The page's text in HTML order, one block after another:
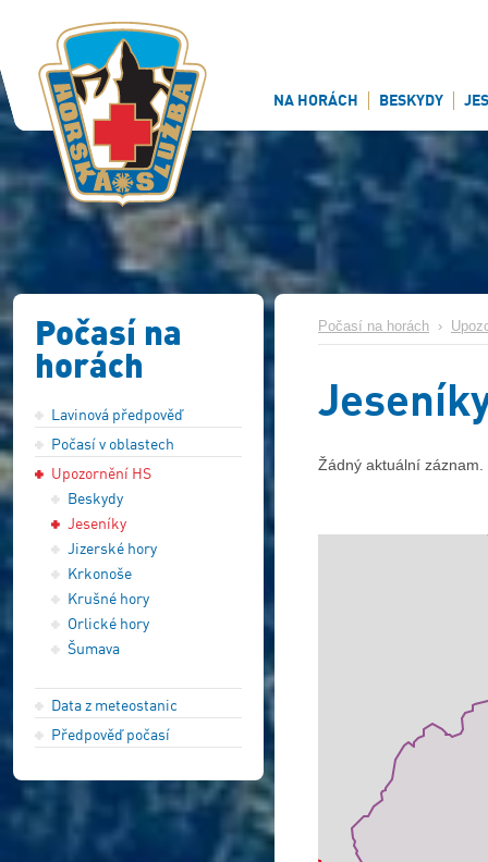
NA HORÁCH BESKYDY
Počasí na
horách
Lavinová předpověď
Počasí v oblastech
Upozornění HS
Beskydy
Jeseníky
Jizerské hory
Krkonoše
Krušné hory
Orlické hory
Šumava
Data z meteostanic
Předpověď počasí
Počasí na horách ›
Žádný aktuální záznam.